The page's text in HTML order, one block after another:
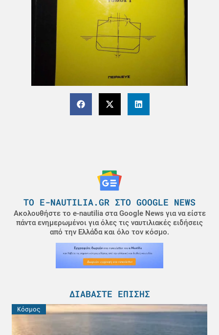
ΤΟ E-NAUTILIA.GR ΣΤΟ GOOGLE NEWS
Ακολουθήστε το e-nautilia στα Google News για να είστε
πάντα ενημερωμένοι για όλες τις ναυτιλιακές ειδήσεις
από την Ελλάδα και όλο τον κόσμο.
ΔΙΑΒΆΣΤΕ ΕΠΊΣΗΣ
Κόσμος